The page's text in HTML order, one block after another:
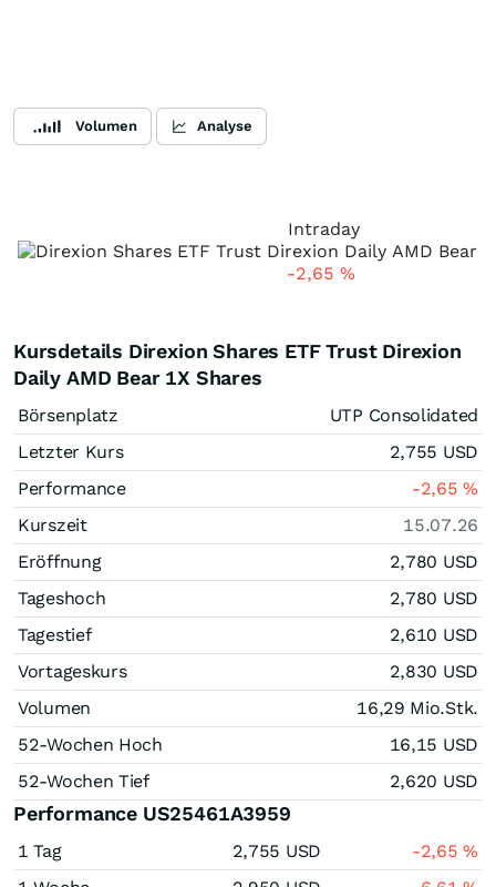
Volumen Analyse
Intraday
-2,65 %
Kursdetails Direxion Shares ETF Trust Direxion
Daily AMD Bear 1X Shares
Börsenplatz
UTP Consolidated
Letzter Kurs
2,755 USD
Performance
-2,65%
Kurszeit
15.07.26
Eröffnung
2,780 USD
Tageshoch
2,780 USD
Tagestief
2,610 USD
Vortageskurs
2,830 USD
Volumen
16,29 Mio.Stk.
52-Wochen Hoch
16,15 USD
52-Wochen Tief
2,620 USD
Performance US25461A3959
1 Tag 2,755 USD -2,65%